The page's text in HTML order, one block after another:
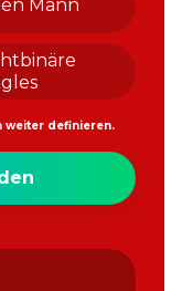
Mann
weiter definieren.